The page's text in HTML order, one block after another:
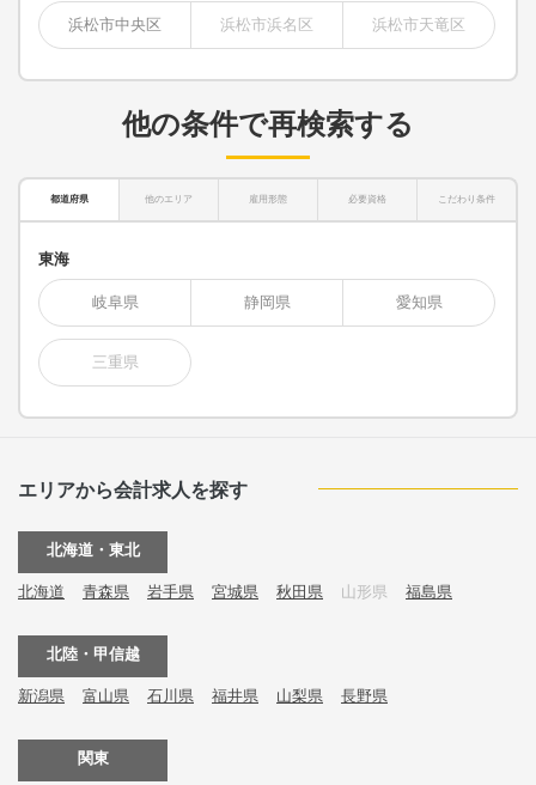
浜松市中央区 浜松市浜名区 浜松市天竜区
他の条件で再検索する
都道府県 他のエリア 雇用形態 必要資格 こだわり条件
東海
岐阜県 静岡県 愛知県
三重県
エリアから会計求人を探す
北海道・東北
北海道 青森県 岩手県 宮城県 秋田県 山形県 福島県
北陸・甲信越
新潟県 富山県 石川県 福井県 山梨県 長野県
関東